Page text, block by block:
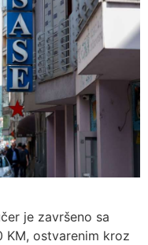
je završeno sa
KM, ostvarenim kroz